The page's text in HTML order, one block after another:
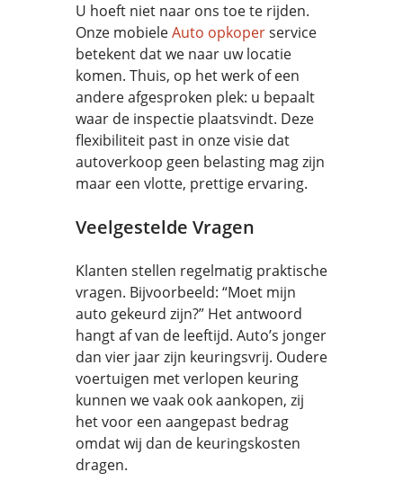
U hoeft niet naar ons toe te rijden.
Onze mobieleAuto opkoperservice
betekent dat we naar uw locatie
komen. Thuis, op het werk of een
andere afgesproken plek: u bepaalt
waar de inspectie plaatsvindt. Deze
flexibiliteit past in onze visie dat
autoverkoop geen belasting mag zijn
maar een vlotte, prettige ervaring.
Veelgestelde Vragen
Klanten stellen regelmatig praktische
vragen. Bijvoorbeeld: “Moet mijn
auto gekeurd zijn?” Het antwoord
hangt af van de leeftijd. Auto’s jonger
dan vier jaar zijn keuringsvrij. Oudere
voertuigen met verlopen keuring
kunnen we vaak ook aankopen, zij
het voor een aangepast bedrag
omdat wij dan de keuringskosten
dragen.